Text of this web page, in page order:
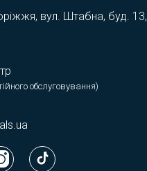
вул. Штабна, буд. 13,
обслуговування)